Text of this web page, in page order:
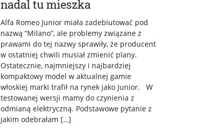
nadal tu mieszka
Alfa Romeo Junior miała zadebiutować pod
nazwą “Milano”, ale problemy związane z
prawami do tej nazwy sprawiły, że producent
w ostatniej chwili musiał zmienić plany.
Ostatecznie, najmniejszy i najbardziej
kompaktowy model w aktualnej gamie
włoskiej marki trafił na rynek jako Junior. W
testowanej wersji mamy do czynienia z
odmianą elektryczną. Podstawowe pytanie z
jakim odebrałam […]